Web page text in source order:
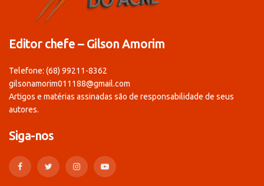
Editor chefe – Gilson Amorim
Telefone: (68) 99211-8362
gilsonamorim011188@gmail.com
Artigos e matérias assinadas são de responsabilidade de seus
autores.
Siga-nos